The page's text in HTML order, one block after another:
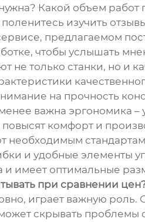
Какой объем работ
изучить
предлагаемом
чтобы услышать
не только станки, но и
на прочность
важна эргономика –
комфорт и
необходимым
и удобные элементы
и имеет оптимальные
при сравнении
играет важную роль.
скрывать проблемы